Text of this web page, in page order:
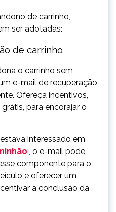
de carrinho,
ser adotadas:
de carrinho
o carrinho sem
e-mail de recuperação
Ofereça incentivos,
para encorajar o
interessado em
“, o e-mail pode
componente para o
e oferecer um
a conclusão da